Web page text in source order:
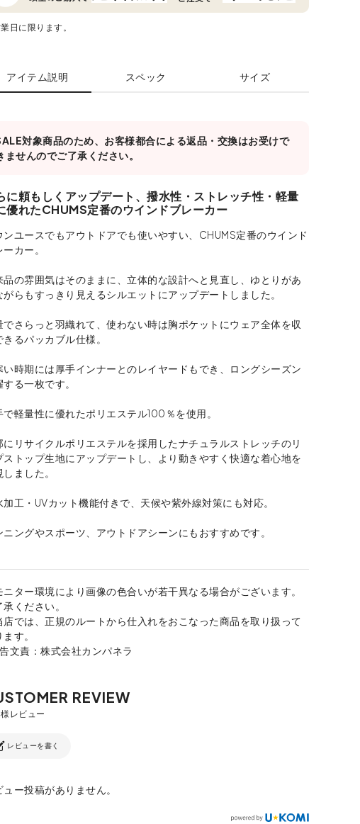
日に限ります。
アイテム説明 スペック サイズ
対象商品のため、お客様都合による返品・交換はお受けで
ませんのでご了承ください。
に頼もしくアップデート、撥水性・ストレッチ性・軽量
優れたCHUMS定番のウインドブレーカー
ンユースでもアウトドアでも使いやすい、CHUMS定番のウインド
カー。
品の雰囲気はそのままに、立体的な設計へと見直し、ゆとりがあ
がらもすっきり見えるシルエットにアップデートしました。
でさらっと羽織れて、使わない時は胸ポケットにウェア全体を収
きるパッカブル仕様。
い時期には厚手インナーとのレイヤードもでき、ロングシーズン
る一枚です。
で軽量性に優れたポリエステル100％を使用。
にリサイクルポリエステルを採用したナチュラルストレッチのリ
ストップ生地にアップデートし、より動きやすく快適な着心地を
ました。
加工・UVカット機能付きで、天候や紫外線対策にも対応。
ニングやスポーツ、アウトドアシーンにもおすすめです。
ター環境により画像の色合いが若干異なる場合がございます。
承ください。
では、正規のルートから仕入れをおこなった商品を取り扱って
す。
文責：株式会社カンパネラ
レビューを書く
ュー投稿がありません。